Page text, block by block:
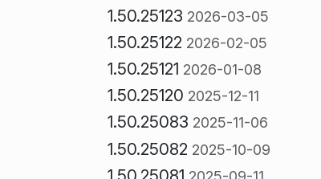
1.50.25123 2026-03-05
1.50.25122 2026-02-05
1.50.25121 2026-01-08
1.50.25120 2025-12-11
1.50.25083 2025-11-06
1.50.25082 2025-10-09